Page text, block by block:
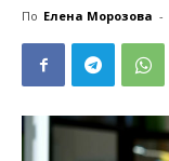
По Елена Морозова -